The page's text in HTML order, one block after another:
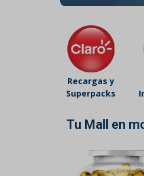
Ver más
Recargas y
Superpacks
Tu Mall en